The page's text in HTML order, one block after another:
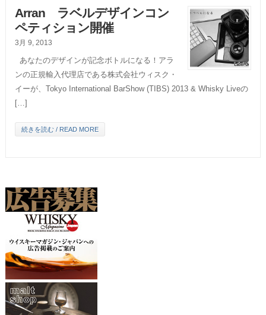
Arran ラベルデザインコン
ペティション開催
3月 9, 2013
あなたのデザインが記念ボトルになる！アラ
ンの正規輸入代理店である株式会社ウィスク・
イーが、Tokyo International BarShow (TIBS) 2013 & Whisky Liveの
[…]
続きを読む / READ MORE